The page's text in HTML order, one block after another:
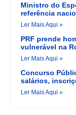
Ministro do
referência
Ler Mais Aqui »
PRF prende
vulnerável na
Ler Mais Aqui »
Concurso
salários,
Ler Mais Aqui »